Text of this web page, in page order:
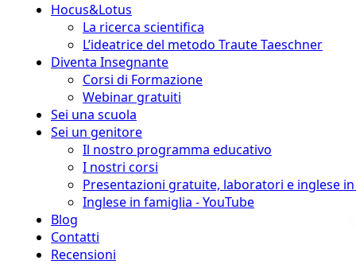
Hocus&Lotus
La ricerca scientifica
L’ideatrice del metodo Traute Taeschner
Diventa Insegnante
Corsi di Formazione
Webinar gratuiti
Sei una scuola
Sei un genitore
Il nostro programma educativo
I nostri corsi
Presentazioni gratuite, laboratori e inglese in
Inglese in famiglia - YouTube
Blog
Contatti
Recensioni